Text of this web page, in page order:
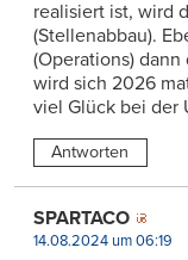
realisiert ist, wird
(Stellenabbau).
(Operations)
wird sich 2026
viel Glück bei der
Antworten
SPARTACO
14.08.2024 um 06:19